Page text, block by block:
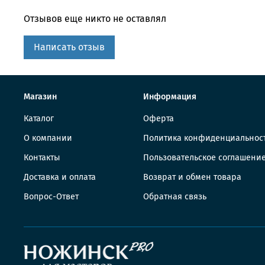
Отзывов еще никто не оставлял
Написать отзыв
Магазин
Каталог
О компании
Контакты
Доставка и оплата
Вопрос-Ответ
Информация
Оферта
Политика
Пользовательское
Возврат и обмен товара
Обратная связь